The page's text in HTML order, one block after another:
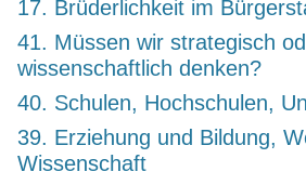
17. Brüderlichkeit im
41. Müssen wir strategisch
wissenschaftlich denken?
40. Schulen, Hochschulen,
39. Erziehung und Bildung,
Wissenschaft